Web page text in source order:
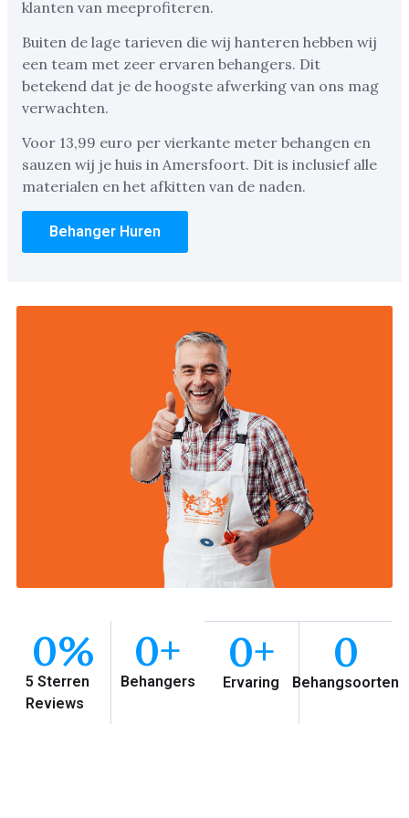
klanten van meeprofiteren.
Buiten de lage tarieven die wij hanteren hebben wij
een team met zeer ervaren behangers. Dit
betekend dat je de hoogste afwerking van ons mag
verwachten.
Voor 13,99 euro per vierkante meter behangen en
sauzen wij je huis in Amersfoort. Dit is inclusief alle
materialen en het afkitten van de naden.
Behanger Huren
5 Sterren
Reviews
0%
Behangers
0+
Ervaring
0+
Behangsoorten
0